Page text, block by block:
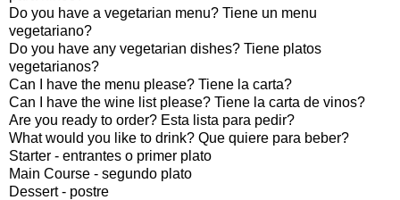
Do you have a vegetarian menu? Tiene un menu
vegetariano?
Do you have any vegetarian dishes? Tiene platos
vegetarianos?
Can I have the menu please? Tiene la carta?
Can I have the wine list please? Tiene la carta de vinos?
Are you ready to order? Esta lista para pedir?
What would you like to drink? Que quiere para beber?
Starter - entrantes o primer plato
Main Course - segundo plato
Dessert - postre